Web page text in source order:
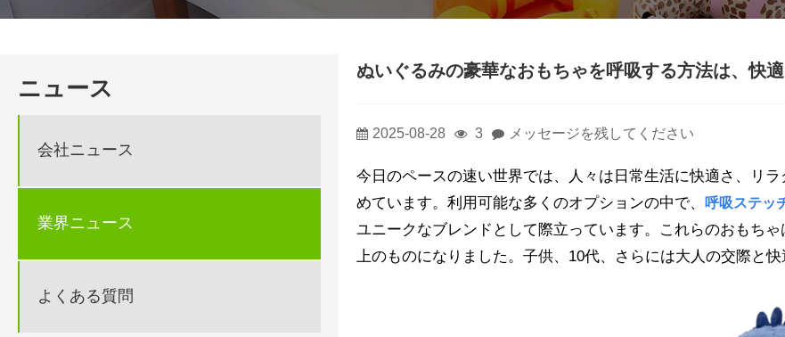
ニュース
会社ニュース
業界ニュース
よくある質問
ぬいぐるみの豪華なおもちゃを呼吸する方法は、快
2025-08-28 3 メッセージを残してください
今日のペースの速い世界では、人々は日常生活に快適さ、リ
めています。利用可能な多くのオプションの中で、
呼吸ステッ
ユニークなブレンドとして際立っています。これらのおもち
上のものになりました。子供、10代、さらには大人の交際と